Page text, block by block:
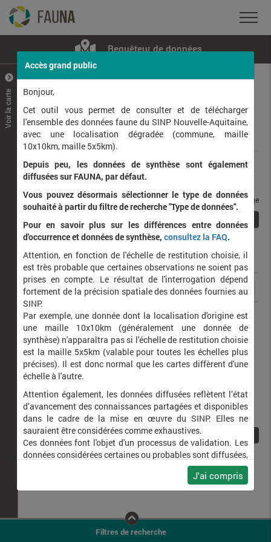
Requêteur de données
+
–
Voir la carte
Données
Rang taxonomique :
Affichage de1à 1sur1
taxons / page
Nom latin Nom vernaculaire
Phigalia pilosaria Phalène velue (La)
Filtres de recherche
Accès grand public
Bonjour,
Cet outil vous permet de consulter et de télécharger
l'ensemble des données faune du SINP Nouvelle-Aquitaine,
avec une localisation dégradée (commune, maille
10x10km, maille 5x5km).
Depuis peu, les données de synthèse sont également
diffusées sur FAUNA, par défaut.
Vous pouvez désormais sélectionner le type de données
souhaité à partir du filtre de recherche "Type de données".
Pour en savoir plus sur les différences entre données
d'occurrence et données de synthèse, consultez la FAQ.
Attention, en fonction de l'échelle de restitution choisie, il
est très probable que certaines observations ne soient pas
prises en compte. Le résultat de l'interrogation dépend
fortement de la précision spatiale des données fournies au
SINP.
Par exemple, une donnée dont la localisation d'origine est
une maille 10x10km (généralement une donnée de
synthèse) n'apparaîtra pas si l'échelle de restitution choisie
est la maille 5x5km (valable pour toutes les échelles plus
précises). Il est donc normal que les cartes diffèrent d'une
échelle à l'autre.
Attention également, les données diffusées reflètent l’état
d’avancement des connaissances partagées et disponibles
dans le cadre de la mise en œuvre du SINP. Elles ne
sauraient être considérées comme exhaustives.
Ces données font l'objet d'un processus de validation. Les
données considérées certaines ou probables sont diffusées,
ainsi que celles pour lesquelles la méthode n'est pas
J'ai compris